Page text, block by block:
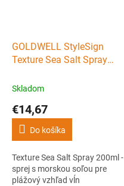
GOLDWELL StyleSign
Texture Sea Salt Spray
soľou pre plážový vzhľad
Skladom
€14,67
Do košíka
Texture Sea Salt Spray 200ml -
sprej s morskou soľou pre
plážový vzhľad vĺn